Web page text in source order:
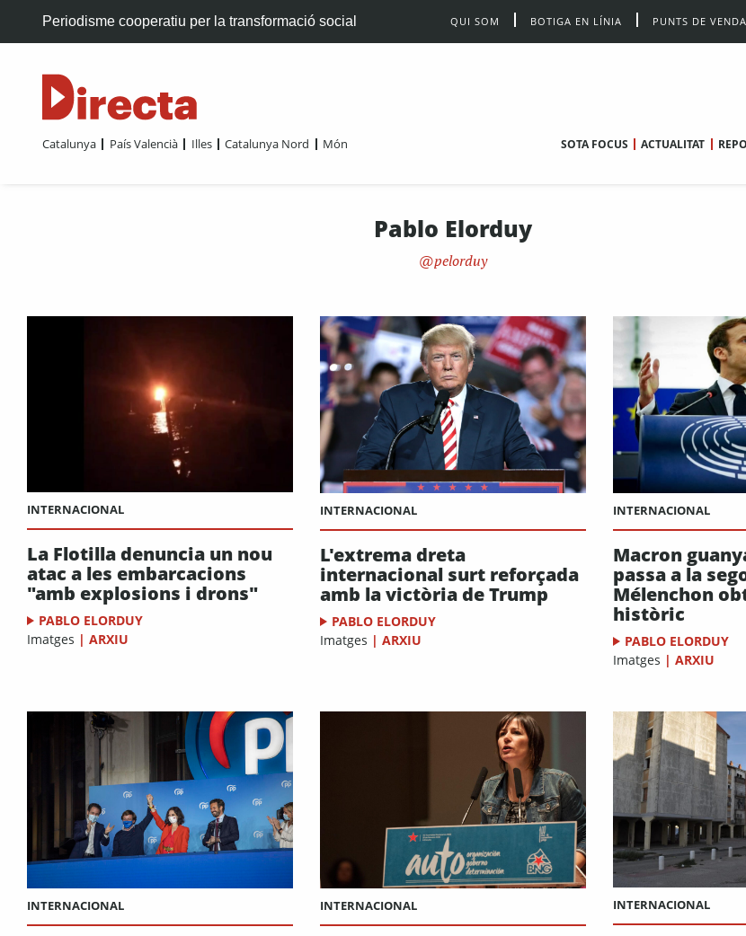
Periodisme cooperatiu per la transformació social QUI SOM BOTIGA EN LÍNIA PUNTS DE VENDA
Catalunya País Valencià Illes Catalunya Nord Món SOTA FOCUS ACTUALITAT
Pablo Elorduy
pelorduy
INTERNACIONAL
La Flotilla denuncia un nou
atac a les embarcacions
"amb explosions i drons"
PABLO ELORDUY
Imatges | ARXIU
INTERNACIONAL
L'extrema dreta
internacional surt reforçada
amb la victòria de Trump
PABLO ELORDUY
Imatges | ARXIU
INTERNACIONAL
Macron
passa a la
Mélenchon
històric
PABLO ELORDUY
Imatges | ARXIU
INTERNACIONAL INTERNACIONAL INTERNACIONAL